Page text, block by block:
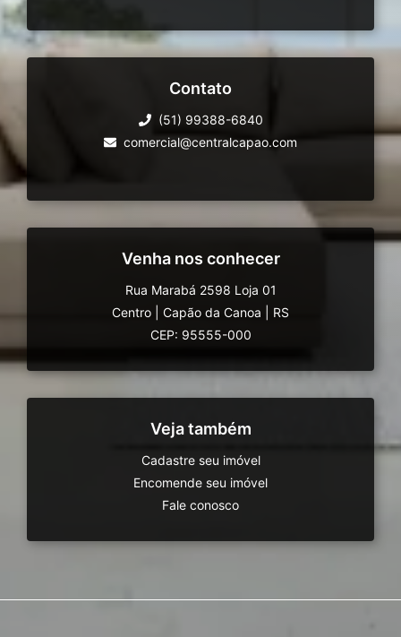
Contato
(51) 99388-6840
comercial@centralcapao.com
Venha nos conhecer
Rua Marabá 2598 Loja 01
Centro
Capão da Canoa
RS
CEP: 95555-000
Veja também
Cadastre seu imóvel
Encomende seu imóvel
Fale conosco